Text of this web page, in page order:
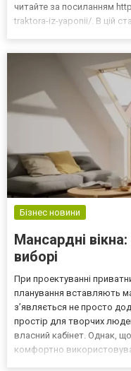
читайте за посиланням
traktora-iz-yaponii/. В цій
Бізнес новини
Мансардні
виборі
При проектуванні
планування вставляють
з’являється не просто
простір для творчих
власний кабінет. Однак,
комфортно